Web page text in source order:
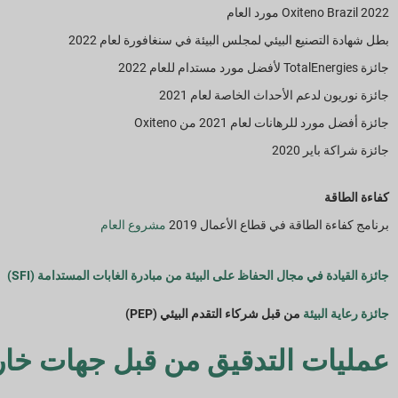
2022 Oxiteno Brazil مورد العام
بطل شهادة التصنيع البيئي لمجلس البيئة في سنغافورة لعام 2022
جائزة TotalEnergies لأفضل مورد مستدام للعام 2022
جائزة نوريون لدعم الأحداث الخاصة لعام 2021
جائزة أفضل مورد للرهانات لعام 2021 من Oxiteno
جائزة شراكة باير 2020
كفاءة الطاقة
برنامج كفاءة الطاقة في قطاع الأعمال 2019
مشروع العام
جائزة القيادة في مجال الحفاظ على البيئة من مبادرة الغابات المستدامة (SFI)
جائزة رعاية البيئة من قبل شركاء التقدم البيئي (PEP)
عمليات التدقيق من قبل جهات